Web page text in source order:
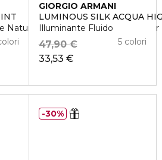
Naturale Tenuta 24 Ore - No Transfer
GIORGIO ARMANI
LUMINOUS SILK ACQUA
Illuminante Fluido
33,53 €
47,90 € 5 colori
30%